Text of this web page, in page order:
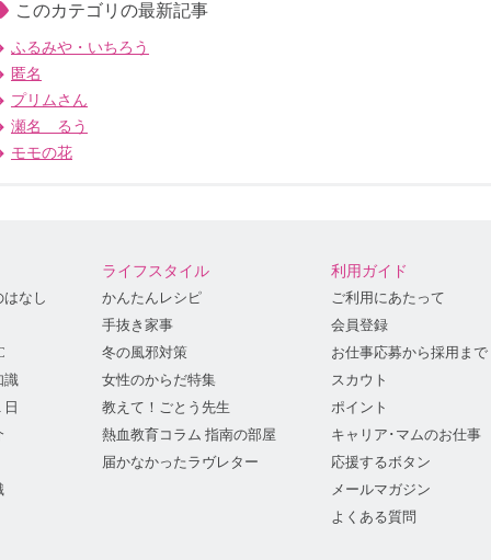
このカテゴリの最新記事
ふるみや・いちろう
匿名
プリムさん
瀬名 るう
モモの花
なし
識
ライフスタイル
かんたんレシピ
手抜き家事
冬の風邪対策
女性のからだ特集
教えて！ごとう先生
熱血教育コラム 指南の部屋
届かなかったラヴレター
利用ガイド
ご利用にあたって
会員登録
お仕事応募から採用まで
スカウト
ポイント
キャリア･マムのお仕事
応援するボタン
メールマガジン
よくある質問